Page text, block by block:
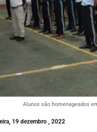
Alunos são homenageados
19 dezembro , 2022